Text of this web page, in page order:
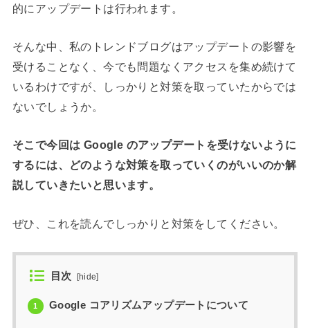
的にアップデートは行われます。
そんな中、私のトレンドブログはアップデートの影響を
受けることなく、今でも問題なくアクセスを集め続けて
いるわけですが、しっかりと対策を取っていたからでは
ないでしょうか。
そこで今回は Google のアップデートを受けないように
するには、どのような対策を取っていくのがいいのか解
説していきたいと思います。
ぜひ、これを読んでしっかりと対策をしてください。
目次 [hide]
1 Google コアリズムアップデートについて